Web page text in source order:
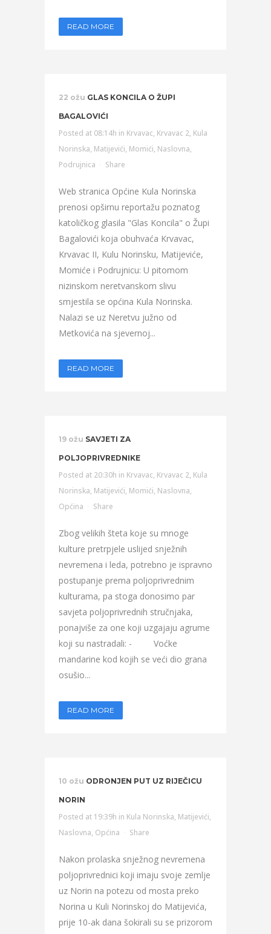
READ MORE
22 ožu GLAS KONCILA O ŽUPI
BAGALOVIĆI
Posted at 08:14h in Krvavac, Krvavac 2, Kula
Norinska, Matijevići, Momići, Naslovna,
Podrujnica
Share
Web stranica Općine Kula Norinska
prenosi opširnu reportažu poznatog
katoličkog glasila "Glas Koncila" o Župi
Bagalovići koja obuhvaća Krvavac,
Krvavac II, Kulu Norinsku, Matijeviće,
Momiće i Podrujnicu: U pitomom
nizinskom neretvanskom slivu
smjestila se općina Kula Norinska.
Nalazi se uz Neretvu južno od
Metkovića na sjevernoj...
READ MORE
19 ožu SAVJETI ZA
POLJOPRIVREDNIKE
Posted at 20:30h in Krvavac, Krvavac 2, Kula
Norinska, Matijevići, Momići, Naslovna,
Općina
Share
Zbog velikih šteta koje su mnoge
kulture pretrpjele uslijed snježnih
nevremena i leda, potrebno je ispravno
postupanje prema poljoprivrednim
kulturama, pa stoga donosimo par
savjeta poljoprivrednih stručnjaka,
ponajviše za one koji uzgajaju agrume
koji su nastradali: - Voćke
mandarine kod kojih se veći dio grana
osušio...
READ MORE
10 ožu ODRONJEN PUT UZ RIJEČICU
NORIN
Posted at 19:39h in Kula Norinska, Matijevići,
Naslovna, Općina Share
Nakon prolaska snježnog nevremena
poljoprivrednici koji imaju svoje zemlje
uz Norin na potezu od mosta preko
Norina u Kuli Norinskoj do Matijevića,
prije 10-ak dana šokirali su se prizorom